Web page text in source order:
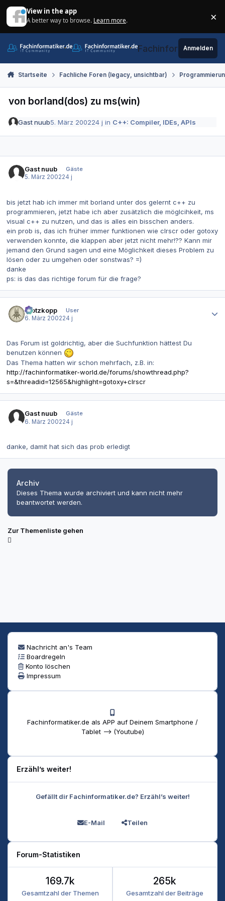
View in the app
A better way to browse. Learn more. ×
Fachinformatiker.de
Anmelden
Startseite Fachliche Foren (legacy, unsichtbar)
von borland(dos) zu ms(win)
Gast nuub5. März 200224 j in C++: Compiler, IDEs, APIs
Gast nuub
Gäste
5. März 200224 j
bis jetzt hab ich immer mit borland unter dos gelernt c++ zu
programmieren, jetzt habe ich aber zusätzlich die möglcihkeit, ms
visual c++ zu nutzen, und das is alles ein bisschen anders.
ein prob is, das ich früher immer funktionen wie clrscr oder gotoxy
verwenden konnte, die klappen aber jetzt nicht mehr!?? Kann mir
jemand den Grund sagen und eine Möglichkeit dieses Problem zu
lösen oder zu umgehen oder sonstwas? =)
danke
ps: is das das richtige forum für die frage?
Klotzkopp
User
6. März 200224 j
Das Forum ist goldrichtig, aber die Suchfunktion hättest Du
benutzen können
Das Thema hatten wir schon mehrfach, z.B. in:
http://fachinformatiker-world.de/forums/showthread.php?
s=&threadid=12565&highlight=gotoxy+clrscr
Gast nuub
Gäste
6. März 200224 j
danke, damit hat sich das prob erledigt
Archiv
Dieses Thema wurde archiviert und kann nicht mehr
beantwortet werden.
Zur Themenliste gehen
Nachricht an's Team
Boardregeln
Konto löschen
Impressum
Fachinformatiker.de als APP auf Deinem Smartphone /
Tablet --> (Youtube)
Erzähl’s weiter!
Gefällt dir Fachinformatiker.de? Erzähl’s weiter!
E-Mail Teilen
Forum-Statistiken
Gesamtzahl der Themen
169.7k
Gesamtzahl der Beiträge
265k